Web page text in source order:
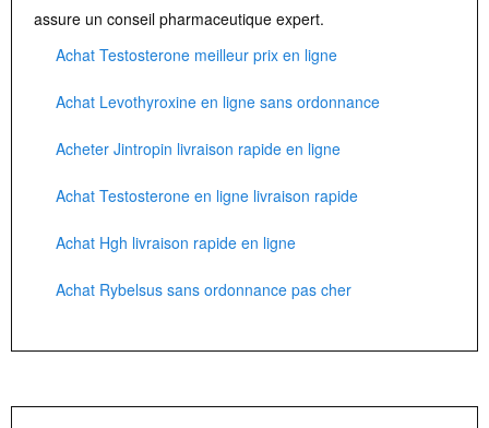
assure un conseil pharmaceutique expert.
Achat Testosterone meilleur prix en ligne
Achat Levothyroxine en ligne sans ordonnance
Acheter Jintropin livraison rapide en ligne
Achat Testosterone en ligne livraison rapide
Achat Hgh livraison rapide en ligne
Achat Rybelsus sans ordonnance pas cher